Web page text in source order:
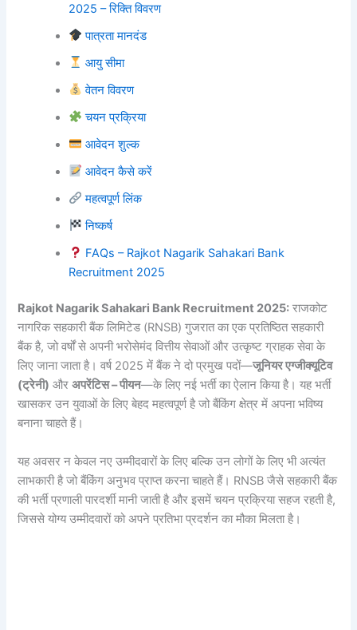
2025 – रिक्ति विवरण
पात्रता मानदंड
आयु सीमा
वेतन विवरण
चयन प्रक्रिया
आवेदन शुल्क
आवेदन कैसे करें
महत्वपूर्ण लिंक
निष्कर्ष
FAQs – Rajkot Nagarik Sahakari Bank
Recruitment 2025
Rajkot Nagarik Sahakari Bank Recruitment 2025: राजकोट
नागरिक सहकारी बैंक लिमिटेड (RNSB) गुजरात का एक प्रतिष्ठित सहकारी
बैंक है, जो वर्षों से अपनी भरोसेमंद वित्तीय सेवाओं और उत्कृष्ट ग्राहक सेवा के
लिए जाना जाता है। वर्ष 2025 में बैंक ने दो प्रमुख पदों—जूनियर एग्जीक्यूटिव
(ट्रेनी) औरअपरेंटिस – पीयन—के लिए नई भर्ती का ऐलान किया है। यह भर्ती
खासकर उन युवाओं के लिए बेहद महत्वपूर्ण है जो बैंकिंग क्षेत्र में अपना भविष्य
बनाना चाहते हैं।
यह अवसर न केवल नए उम्मीदवारों के लिए बल्कि उन लोगों के लिए भी अत्यंत
लाभकारी है जो बैंकिंग अनुभव प्राप्त करना चाहते हैं। RNSB जैसे सहकारी बैंक
की भर्ती प्रणाली पारदर्शी मानी जाती है और इसमें चयन प्रक्रिया सहज रहती है,
जिससे योग्य उम्मीदवारों को अपने प्रतिभा प्रदर्शन का मौका मिलता है।